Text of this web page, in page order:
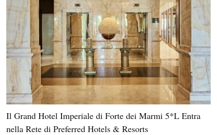
Il Grand Hotel Imperiale di Forte dei Marmi 5*L Entra
nella Rete di Preferred Hotels & Resorts